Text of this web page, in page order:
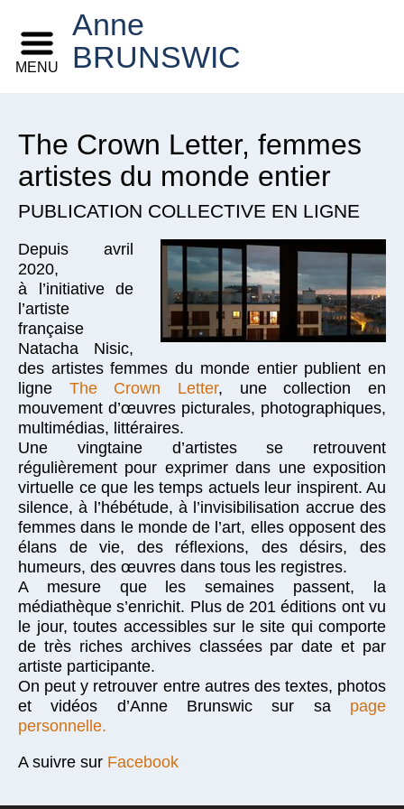
Anne
BRUNSWIC
MENU
The Crown Letter, femmes
artistes du monde entier
PUBLICATION COLLECTIVE EN LIGNE
Depuis avril
2020,
à l’initiative de
l’artiste
française
Natacha Nisic,
des artistes femmes du monde entier publient en
ligne The Crown Letter, une collection en
mouvement d’œuvres picturales, photographiques,
multimédias, littéraires.
Une vingtaine d’artistes se retrouvent
régulièrement pour exprimer dans une exposition
virtuelle ce que les temps actuels leur inspirent. Au
silence, à l’hébétude, à l’invisibilisation accrue des
femmes dans le monde de l’art, elles opposent des
élans de vie, des réflexions, des désirs, des
humeurs, des œuvres dans tous les registres.
A mesure que les semaines passent, la
médiathèque s’enrichit. Plus de 201 éditions ont vu
le jour, toutes accessibles sur le site qui comporte
de très riches archives classées par date et par
artiste participante.
On peut y retrouver entre autres des textes, photos
et vidéos d’Anne Brunswic sur sa page
personnelle.
A suivre sur Facebook